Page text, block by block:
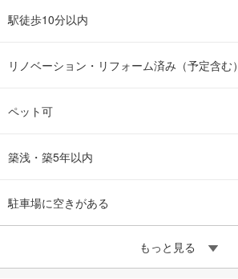
駅徒歩10分以内
リノベーション・リフォーム済み（予定含む）
ペット可
築浅・築5年以内
駐車場に空きがある
もっと見る